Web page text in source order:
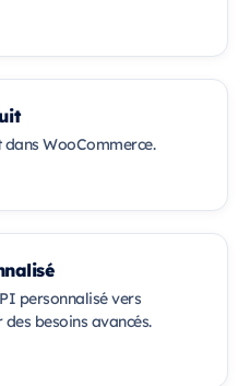
WooCommerce.
personnalisé vers
besoins avancés.